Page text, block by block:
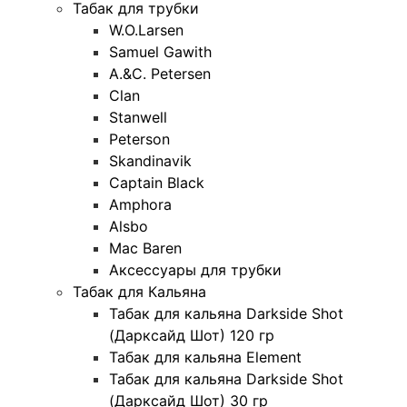
Табак для трубки
W.O.Larsen
Samuel Gawith
A.&C. Petersen
Clan
Stanwell
Peterson
Skandinavik
Captain Black
Amphora
Alsbo
Mac Baren
Аксессуары для трубки
Табак для Кальяна
Табак для кальяна Darkside Shot
(Дарксайд Шот) 120 гр
Табак для кальяна Element
Табак для кальяна Darkside Shot
(Дарксайд Шот) 30 гр